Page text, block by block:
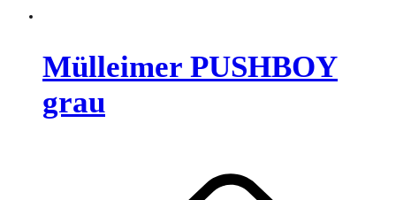
Mülleimer PUSHBOY
grau